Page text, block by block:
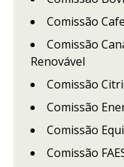
Comissão
Comissão
Renovável
Comissão
Comissão
Comissão
Comissão